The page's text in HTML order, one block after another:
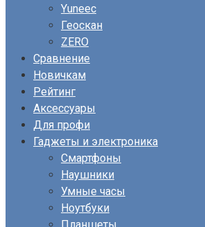
Yuneec
Геоскан
ZERO
Сравнение
Новичкам
Рейтинг
Аксессуары
Для профи
Гаджеты и электроника
Смартфоны
Наушники
Умные часы
Ноутбуки